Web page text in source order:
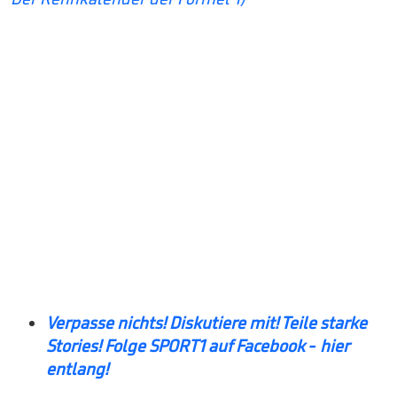
Verpasse nichts! Diskutiere mit! Teile starke
Stories! Folge SPORT1 auf Facebook - hier
entlang!